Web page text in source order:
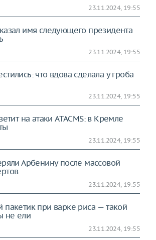
23.11.2024, 19:55
имя следующего президента
23.11.2024, 19:55
что вдова сделала у гроба
23.11.2024, 19:55
на атаки ATACMS: в Кремле
23.11.2024, 19:55
Арбенину после массовой
23.11.2024, 19:55
при варке риса — такой
не ели
23.11.2024, 19:55